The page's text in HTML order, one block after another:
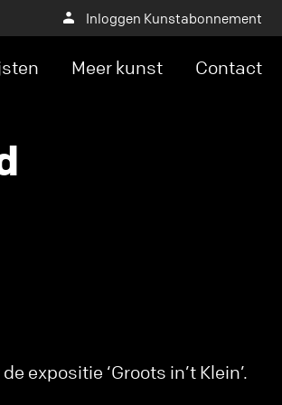
Inloggen Kunstabonnement
Meer kunst Contact
expositie ‘Groots in’t Klein’.